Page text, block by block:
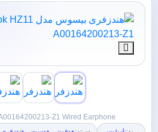
Z1 Wired Earphone